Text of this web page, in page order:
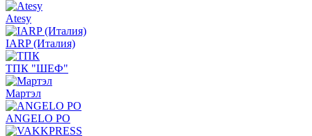
Atesy
IARP (Италия)
ТПК "ШЕФ"
Мартэл
ANGELO PO